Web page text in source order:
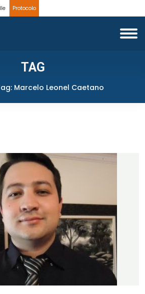
Protocolo
TAG
Marcelo Leonel Caetano